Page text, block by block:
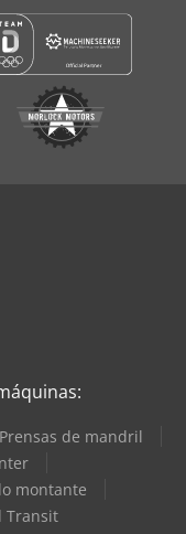
Prensas de mandril
montante
Transit